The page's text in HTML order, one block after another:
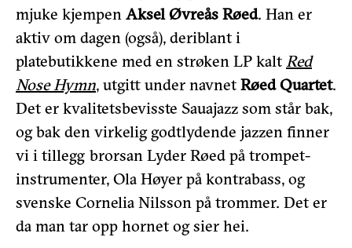
mjuke kjempen Aksel Øvreås Røed. Han er
aktiv om dagen (også), deriblant i
platebutikkene med en strøken LP kalt Red
Nose Hymn, utgitt under navnet Røed Quartet.
Det er kvalitetsbevisste Sauajazz som står bak,
og bak den virkelig godtlydende jazzen finner
vi i tillegg brorsan Lyder Røed på trompet-
instrumenter, Ola Høyer på kontrabass, og
svenske Cornelia Nilsson på trommer. Det er
da man tar opp hornet og sier hei.